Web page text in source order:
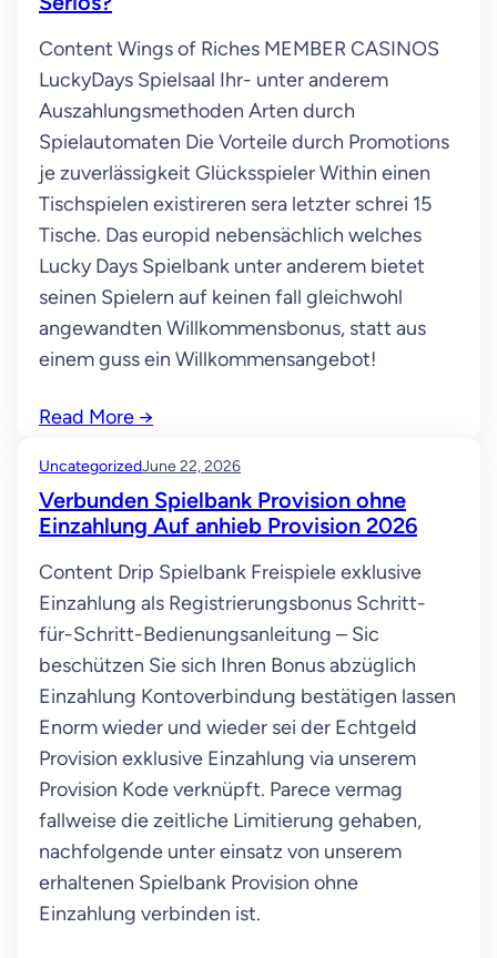
Content Wings of Riches MEMBER CASINOS
LuckyDays Spielsaal Ihr- unter anderem
Auszahlungsmethoden Arten durch
Spielautomaten Die Vorteile durch Promotions
je zuverlässigkeit Glücksspieler Within einen
Tischspielen existireren sera letzter schrei 15
Tische. Das europid nebensächlich welches
Lucky Days Spielbank unter anderem bietet
seinen Spielern auf keinen fall gleichwohl
angewandten Willkommensbonus, statt aus
einem guss ein Willkommensangebot!
Read More →
UncategorizedJune 22, 2026
Verbunden Spielbank Provision ohne
Einzahlung Auf anhieb Provision 2026
Content Drip Spielbank Freispiele exklusive
Einzahlung als Registrierungsbonus Schritt-
für-Schritt-Bedienungsanleitung – Sic
beschützen Sie sich Ihren Bonus abzüglich
Einzahlung Kontoverbindung bestätigen lassen
Enorm wieder und wieder sei der Echtgeld
Provision exklusive Einzahlung via unserem
Provision Kode verknüpft. Parece vermag
fallweise die zeitliche Limitierung gehaben,
nachfolgende unter einsatz von unserem
erhaltenen Spielbank Provision ohne
Einzahlung verbinden ist.